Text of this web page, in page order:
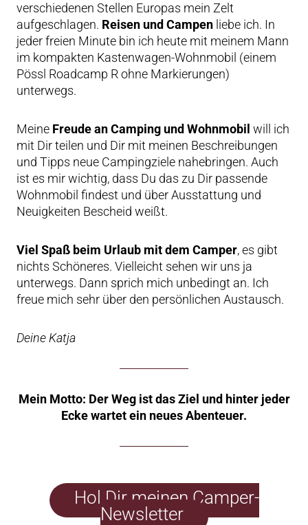
verschiedenen Stellen Europas mein Zelt
aufgeschlagen. Reisen und Campen liebe ich. In
jeder freien Minute bin ich heute mit meinem Mann
im kompakten Kastenwagen-Wohnmobil (einem
Pössl Roadcamp R ohne Markierungen)
unterwegs.
Meine Freude an Camping und Wohnmobil will ich
mit Dir teilen und Dir mit meinen Beschreibungen
und Tipps neue Campingziele nahebringen. Auch
ist es mir wichtig, dass Du das zu Dir passende
Wohnmobil findest und über Ausstattung und
Neuigkeiten Bescheid weißt.
Viel Spaß beim Urlaub mit dem Camper, es gibt
nichts Schöneres. Vielleicht sehen wir uns ja
unterwegs. Dann sprich mich unbedingt an. Ich
freue mich sehr über den persönlichen Austausch.
Deine Katja
Mein Motto: Der Weg ist das Ziel und hinter jeder
Ecke wartet ein neues Abenteuer.
Hol Dir meinen Camper-
Newsletter